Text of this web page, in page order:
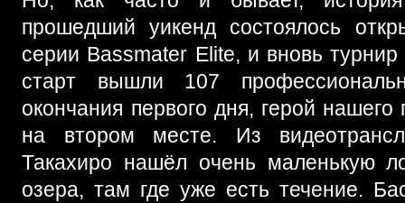
прошедший уикенд состоялось
серии Bassmater Elite, и вновь
старт вышли 107
окончания первого дня, герой нашего
на втором месте. Из
Такахиро нашёл очень маленькую
озера, там где уже есть течение.